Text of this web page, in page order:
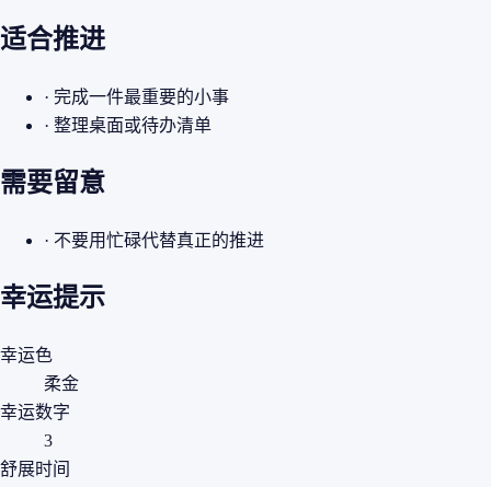
适合推进
· 完成一件最重要的小事
· 整理桌面或待办清单
需要留意
· 不要用忙碌代替真正的推进
幸运提示
幸运色
柔金
幸运数字
3
舒展时间